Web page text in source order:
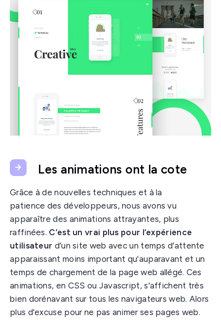
Les animations ont la cote
Grâce à de nouvelles techniques et à la
patience des développeurs, nous avons vu
apparaître des animations attrayantes, plus
raffinées. C’est un vrai plus pour l’expérience
utilisateur d’un site web avec un temps d’attente
apparaissant moins important qu'auparavant et un
temps de chargement de la page web allégé. Ces
animations, en CSS ou Javascript, s'affichent très
bien dorénavant sur tous les navigateurs web. Alors
plus d'excuse pour ne pas animer ses pages web.